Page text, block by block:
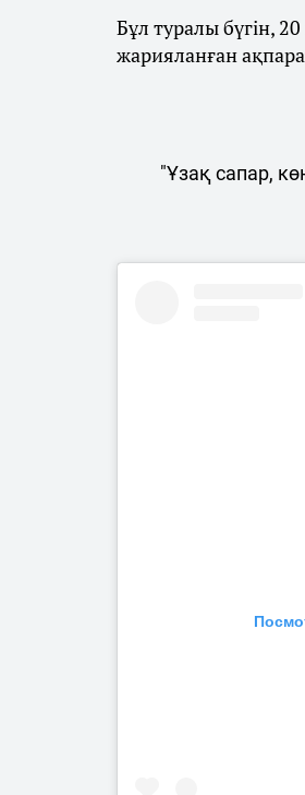
Бұл туралы бүгін,
жарияланған
"Ұзақ сапар,